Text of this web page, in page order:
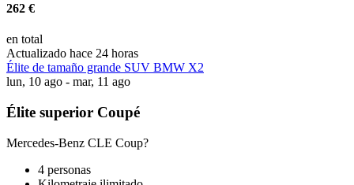
262 €
en total
Actualizado hace 24 horas
Élite de tamaño grande SUV BMW X2
lun, 10 ago - mar, 11 ago
Élite superior Coupé
Mercedes-Benz CLE Coup?
4 personas